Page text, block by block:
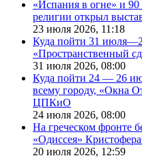
«Испания в огне» и
религии открыл
23 июля 2026, 11:18
Куда пойти 31 июля—2
«Пространственный
31 июля 2026, 08:00
Куда пойти 24 — 26
всему городу, «Окна
ЦПКиО
24 июля 2026, 08:00
На греческом фронте
«Одиссея»
20 июля 2026, 12:59